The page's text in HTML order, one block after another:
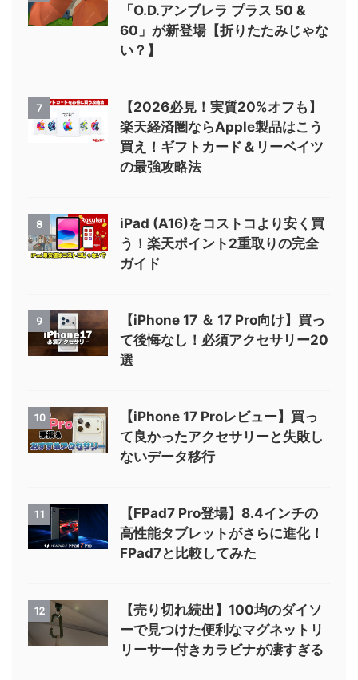
「O.D.アンブレラ プラス 50 &
60」が新登場【折りたたみじゃな
い？】
7
【2026必見！実質20%オフも】
楽天経済圏ならApple製品はこう
買え！ギフトカード＆リーベイツ
の最強攻略法
8
iPad (A16)をコストコより安く買
う！楽天ポイント2重取りの完全
ガイド
9
【iPhone 17 ＆ 17 Pro向け】買っ
て後悔なし！必須アクセサリー20
選
10
【iPhone 17 Proレビュー】買っ
て良かったアクセサリーと失敗し
ないデータ移行
11
【FPad7 Pro登場】8.4インチの
高性能タブレットがさらに進化！
FPad7と比較してみた
12
【売り切れ続出】100均のダイソ
ーで見つけた便利なマグネットリ
リーサー付きカラビナが凄すぎる